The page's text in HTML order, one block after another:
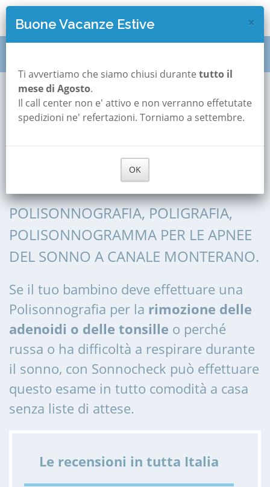
Polisonnografia
Pediatrica a
Canale Monterano
POLISONNOGRAFIA, POLIGRAFIA,
POLISONNOGRAMMA PER LE APNEE
DEL SONNO A CANALE MONTERANO.
Se il tuo bambino deve effettuare una
Polisonnografia per la rimozione delle
adenoidi o delle tonsille o perché
russa o ha difficoltà a respirare durante
il sonno, con Sonnocheck può effettuare
questo esame in tutto comodità a casa
senza liste di attese.
Le recensioni in tutta Italia
×
Buone Vacanze Estive
Ti avvertiamo che siamo chiusi durante tutto il
mese di Agosto.
Il call center non e' attivo e non verranno effetutate
spedizioni ne' refertazioni. Torniamo a settembre.
OK